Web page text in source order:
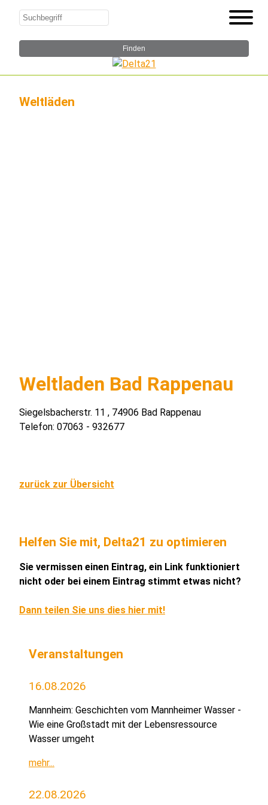
Weltläden
Weltladen Bad Rappenau
Siegelsbacherstr. 11 , 74906 Bad Rappenau
Telefon: 07063 - 932677
zurück zur Übersicht
Helfen Sie mit, Delta21 zu optimieren
Sie vermissen einen Eintrag, ein Link funktioniert
nicht oder bei einem Eintrag stimmt etwas nicht?
Dann teilen Sie uns dies hier mit!
Veranstaltungen
16.08.2026
Mannheim: Geschichten vom Mannheimer Wasser -
Wie eine Großstadt mit der Lebensressource
Wasser umgeht
mehr...
22.08.2026